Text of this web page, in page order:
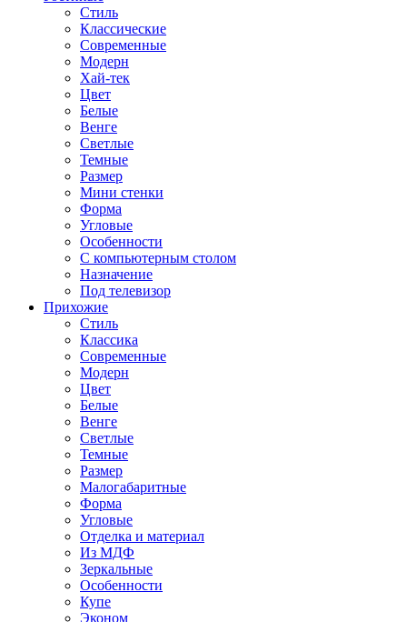
Стиль
Классические
Современные
Модерн
Хай-тек
Цвет
Белые
Венге
Светлые
Темные
Размер
Мини стенки
Форма
Угловые
Особенности
С компьютерным столом
Назначение
Под телевизор
Прихожие
Стиль
Классика
Современные
Модерн
Цвет
Белые
Венге
Светлые
Темные
Размер
Малогабаритные
Форма
Угловые
Отделка и материал
Из МДФ
Зеркальные
Особенности
Купе
Эконом